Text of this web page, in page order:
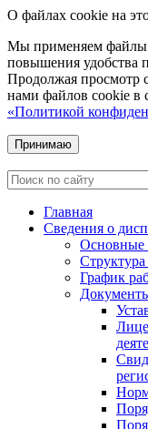
О файлах cookie на
Мы применяем файлы
повышения удобства
Продолжая просмотр
нами файлов cookie в
«Политикой
Принимаю
Главная
Сведения о
Основные
График